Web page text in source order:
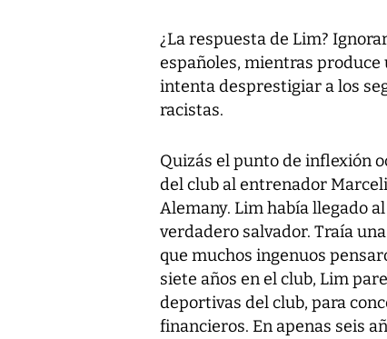
¿La respuesta de Lim?
españoles, mientras produce
intenta desprestigiar a los
racistas.
Quizás el punto de inflexión
del club al entrenador
Alemany. Lim había llegado
verdadero salvador. Traía
que muchos ingenuos
siete años en el club, Lim
deportivas del club, para
financieros. En apenas seis